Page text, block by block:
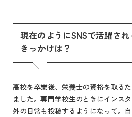
現在のようにSNSで活躍さ
きっかけは？
高校を卒業後、栄養士の資格を取る
ました。専門学校生のときにインス
外の日常も投稿するようになって。